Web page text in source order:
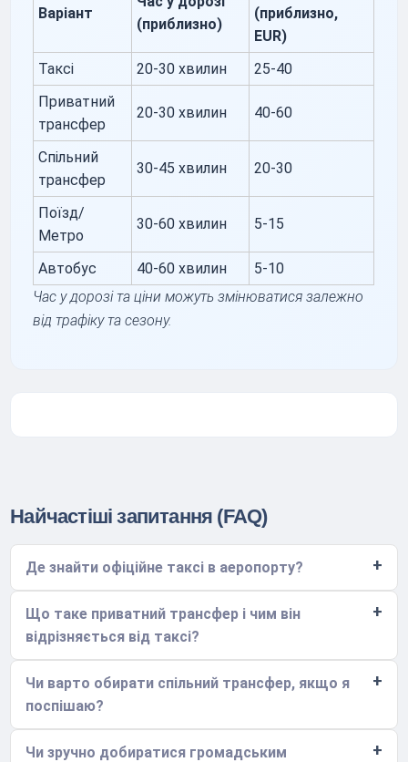
Варіант
(приблизно)
(приблизно,
EUR)
Таксі
20-30 хвилин
25-40
Приватний
трансфер
20-30 хвилин 40-60
Спільний
трансфер
30-45 хвилин 20-30
Поїзд/
Метро
30-60 хвилин 5-15
Автобус 40-60 хвилин
5-10
Час у дорозі та ціни можуть змінюватися залежно
від трафіку та сезону.
Найчастіші запитання (FAQ)
Де знайти офіційне таксі в аеропорту?
Що таке приватний трансфер і чим він
відрізняється від таксі?
Чи варто обирати спільний трансфер, якщо я
поспішаю?
Чи зручно добиратися громадським